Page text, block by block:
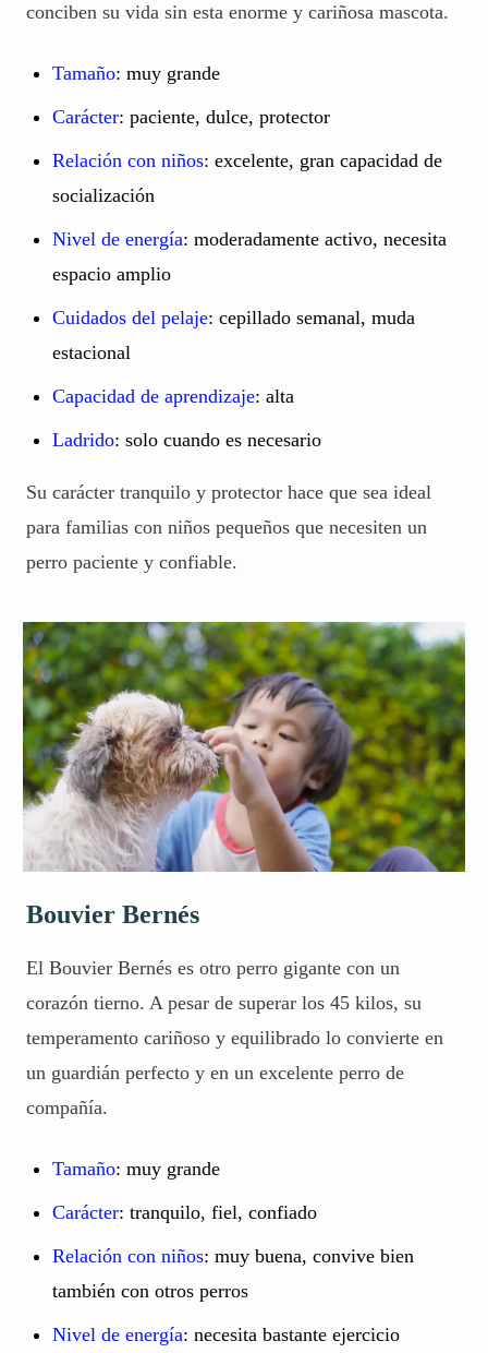
conciben su vida sin esta enorme y cariñosa mascota.
Tamaño: muy grande
Carácter: paciente, dulce, protector
Relación con niños: excelente, gran capacidad de
socialización
Nivel de energía: moderadamente activo, necesita
espacio amplio
Cuidados del pelaje: cepillado semanal, muda
estacional
Capacidad de aprendizaje: alta
Ladrido: solo cuando es necesario
Su carácter tranquilo y protector hace que sea ideal
para familias con niños pequeños que necesiten un
perro paciente y confiable.
Bouvier Bernés
El Bouvier Bernés es otro perro gigante con un
corazón tierno. A pesar de superar los 45 kilos, su
temperamento cariñoso y equilibrado lo convierte en
un guardián perfecto y en un excelente perro de
compañía.
Tamaño: muy grande
Carácter: tranquilo, fiel, confiado
Relación con niños: muy buena, convive bien
también con otros perros
Nivel de energía: necesita bastante ejercicio